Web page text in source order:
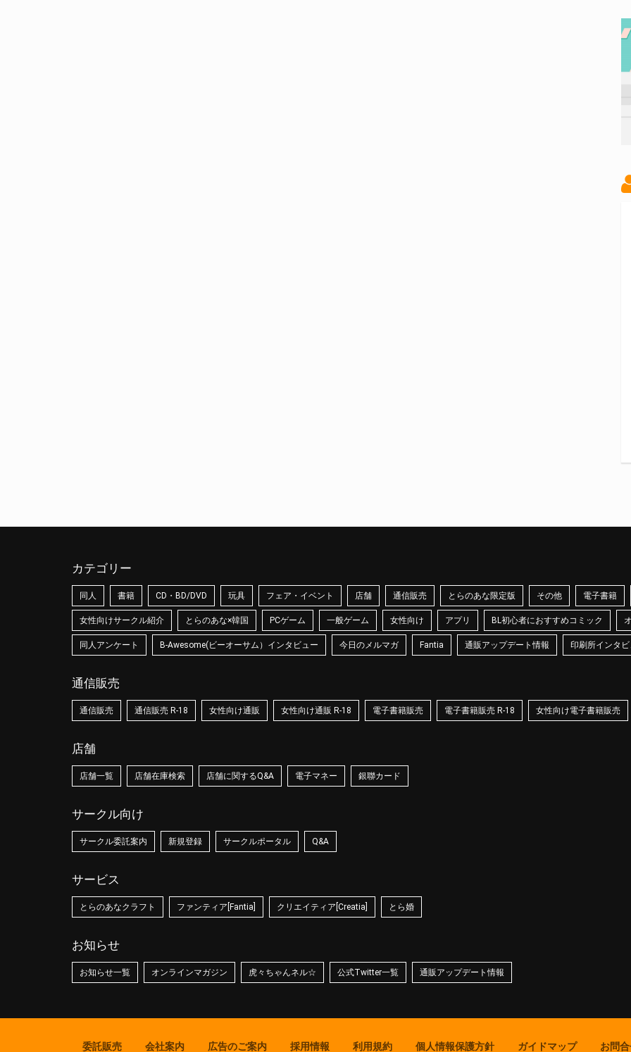
カテゴリー
同人 書籍 CD・BD/DVD 玩具 フェア・イベント 店舗 通信販売 とらのあな限定版 その他 電子書籍
女性向けサークル紹介 とらのあな×韓国 PCゲーム 一般ゲーム 女性向け アプリ BL初心者におすすめコミック
同人アンケート B-Awesome(ビーオーサム）インタビュー 今日のメルマガ Fantia 通販アップデート情報 印刷所インタ
通信販売
通信販売 通信販売 R-18 女性向け通販 女性向け通販 R-18 電子書籍販売 電子書籍販売 R-18 女性向け電子書籍販売
店舗
店舗一覧 店舗在庫検索 店舗に関するQ&A 電子マネー 銀聯カード
サークル向け
サークル委託案内 新規登録 サークルポータル Q&A
サービス
とらのあなクラフト ファンティア[Fantia] クリエイティア[Creatia] とら婚
お知らせ
お知らせ一覧 オンラインマガジン 虎々ちゃんネル☆ 公式Twitter一覧 通販アップデート情報
委託販売 会社案内 広告のご案内 採用情報 利用規約 個人情報保護方針 ガイドマップ お問